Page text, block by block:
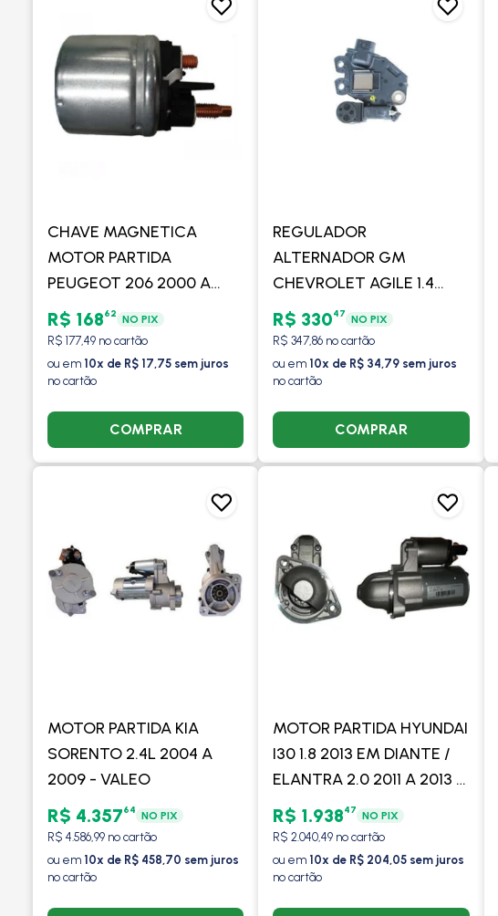
CHAVE MAGNETICA
MOTOR PARTIDA
PEUGEOT 206 2000 A
2010 / 207 1.4/1.6 2008 A
2014 / PARTNER 1.6 2005 A
2007 /COM/SEM AR -
VALEO
R$ 16862 NO PIX
R$ 177,49 no cartão
ou em 10x de R$ 17,75 sem juros
no cartão
COMPRAR
REGULADOR
ALTERNADOR GM
CHEVROLET AGILE 1.4
2009 A 2014 / COBALT
1.4/1.8 2011 EM DIANTE /
MONTANA 1.4 2007 >
/COM/SEM AR - VALEO
R$ 33047 NO PIX
R$ 347,86 no cartão
ou em 10x de R$ 34,79 sem juros
no cartão
COMPRAR
MOTOR PARTIDA KIA
SORENTO 2.4L 2004 A
2009 - VALEO
R$ 4.35764 NO PIX
R$ 4.586,99 no cartão
ou em 10x de R$ 458,70 sem juros
no cartão
MOTOR PARTIDA HYUNDAI
I30 1.8 2013 EM DIANTE /
ELANTRA 2.0 2011 A 2013 /
COM/SEM AR - VALEO
R$ 1.93847 NO PIX
R$ 2.040,49 no cartão
ou em 10x de R$ 204,05 sem juros
no cartão